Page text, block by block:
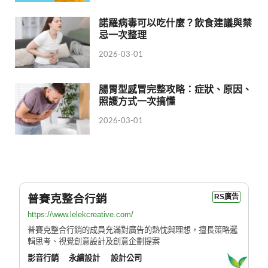
諾羅病毒可以吃什麼？飲食建議與禁
忌一次整理
2026-03-01
腸胃型感冒完整攻略：症狀、原因、
照護方式一次搞懂
2026-03-01
普賽克整合行銷 RS廣告
https://www.lelekcreative.com/
普賽克整合行銷的成員充滿對廣告的熱忱與理想，擅長策略邏
輯思考、視覺創意設計及創意企劃提案
影音行銷
永續設計 設計公司